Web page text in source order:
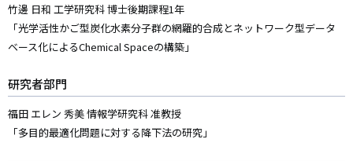
竹邊 日和 工学研究科 博士後期課程1年
「光学活性かご型炭化水素分子群の網羅的合成とネットワーク型データ
ベース化によるChemical Spaceの構築」
研究者部門
福田 エレン 秀美 情報学研究科 准教授
「多目的最適化問題に対する降下法の研究」